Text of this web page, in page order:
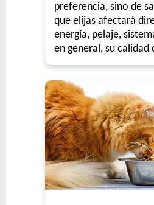
preferencia, sino de
que elijas afectará
energía, pelaje,
en general, su calidad